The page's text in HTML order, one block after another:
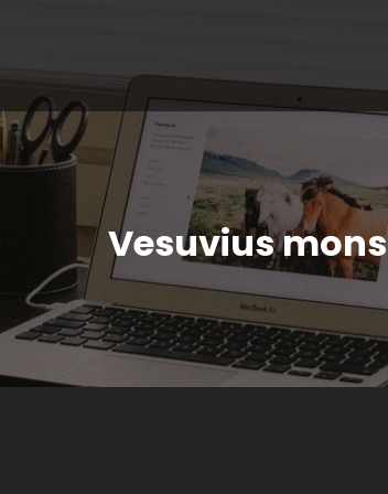
Vesuvius mons